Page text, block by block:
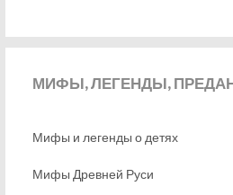
МИФЫ,ЛЕГЕНДЫ,
Мифы и легенды о детях
Мифы Древней Руси